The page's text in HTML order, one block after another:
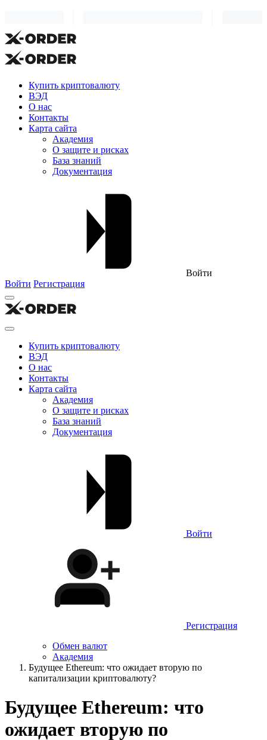
Купить криптовалюту
ВЭД
О нас
Контакты
Карта сайта
Академия
О защите и рисках
База знаний
Документация
Войти
Войти Регистрация
Купить криптовалюту
ВЭД
О нас
Контакты
Карта сайта
Академия
О защите и рисках
База знаний
Документация
Войти
Регистрация
Обмен валют
Академия
Будущее Ethereum: что ожидает вторую по
капитализации криптовалюту?
Будущее Ethereum: что
ожидает вторую по